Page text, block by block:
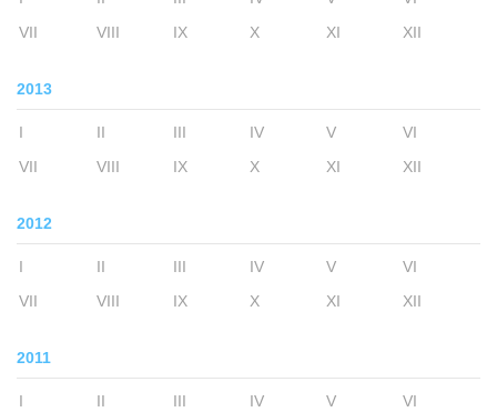
VII
VIII IX X XI XII
2013
I II III IV V
VI
VII
VIII IX X XI XII
2012
I II III IV V
VI
VII
VIII IX X XI XII
2011
I II III IV V
VI